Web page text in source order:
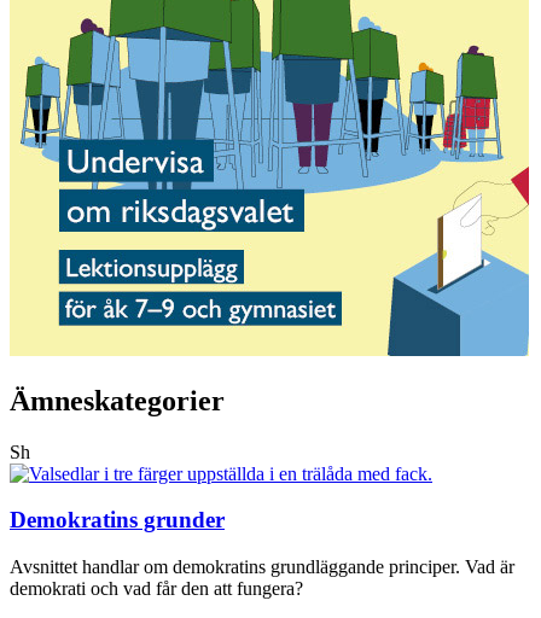
Ämneskategorier
Sh
Demokratins grunder
Avsnittet handlar om demokratins grundläggande principer. Vad är
demokrati och vad får den att fungera?